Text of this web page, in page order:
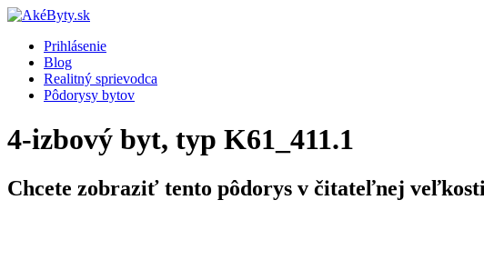
Prihlásenie
Blog
Realitný sprievodca
Pôdorysy bytov
4-izbový byt, typ K61_411.1
Chcete zobraziť tento pôdorys v čitateľnej